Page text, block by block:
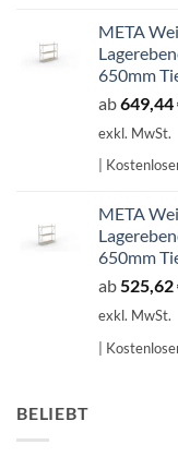
META
650mm
ab649,44
exkl. MwSt.
|
META
650mm
ab525,62
exkl. MwSt.
|
BELIEBT